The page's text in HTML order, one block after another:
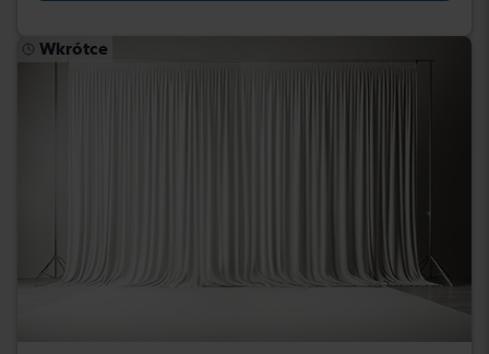
Wkrótce